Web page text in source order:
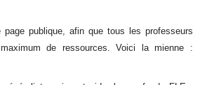
page publique, afin que tous les professeurs
de ressources. Voici la mienne :